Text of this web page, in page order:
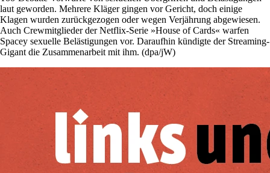
laut geworden. Mehrere Kläger gingen vor Gericht, doch einige
Klagen wurden zurückgezogen oder wegen Verjährung abgewiesen.
Auch Crewmitglieder der Netflix-Serie »House of Cards« warfen
Spacey sexuelle Belästigungen vor. Daraufhin kündigte der Streaming-
Gigant die Zusammenarbeit mit ihm. (dpa/jW)